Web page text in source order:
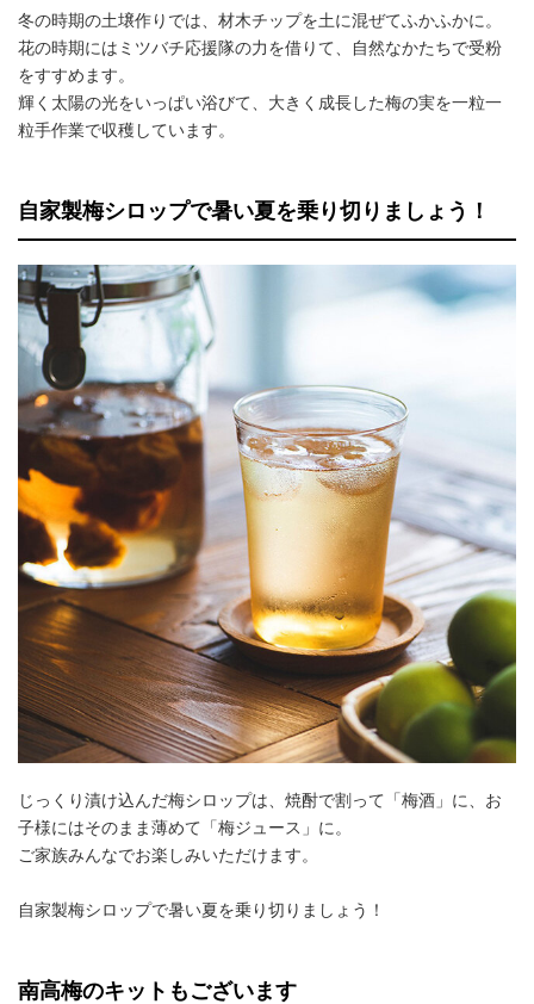
冬の時期の土壌作りでは、材木チップを土に混ぜてふかふかに。
花の時期にはミツバチ応援隊の力を借りて、自然なかたちで受粉
をすすめます。
輝く太陽の光をいっぱい浴びて、大きく成長した梅の実を一粒一
粒手作業で収穫しています。
自家製梅シロップで暑い夏を乗り切りましょう！
じっくり漬け込んだ梅シロップは、焼酎で割って「梅酒」に、お
子様にはそのまま薄めて「梅ジュース」に。
ご家族みんなでお楽しみいただけます。
自家製梅シロップで暑い夏を乗り切りましょう！
南高梅のキットもございます